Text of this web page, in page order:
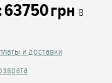
63750грн В
и доставки